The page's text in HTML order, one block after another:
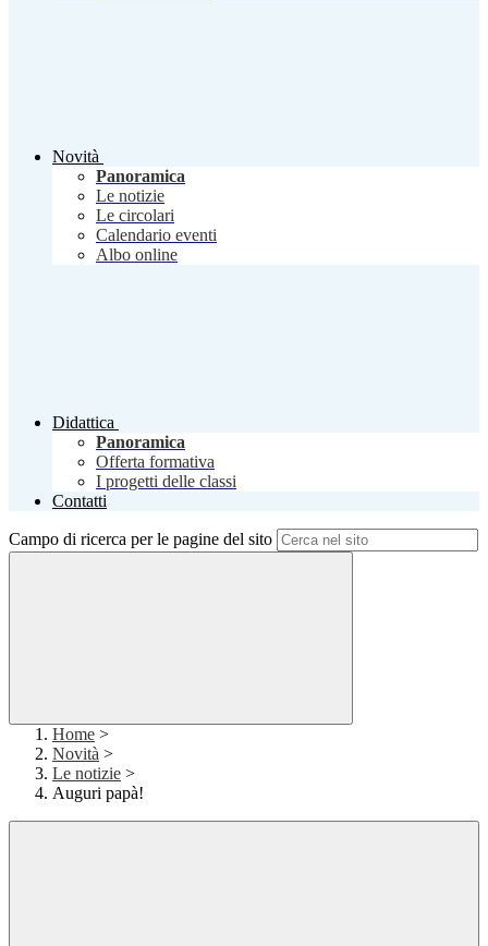
Novità
Panoramica
Le notizie
Le circolari
Calendario eventi
Albo online
Didattica
Panoramica
Offerta formativa
I progetti delle classi
Contatti
Campo di ricerca per le pagine del sito
Home >
Novità >
Le notizie >
Auguri papà!